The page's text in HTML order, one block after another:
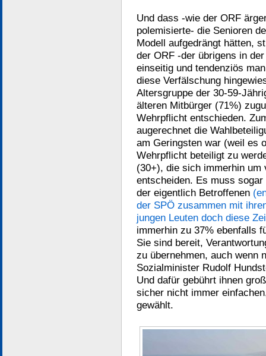
Und dass -wie der ORF
polemisierte- die Senioren
Modell aufgedrängt hätten,
der ORF -der übrigens in
einseitig und tendenziös
diese Verfälschung
Altersgruppe der 30-59-
älteren Mitbürger (71%)
Wehrpflicht entschieden.
augerechnet die
am Geringsten war (weil es
Wehrpflicht beteiligt zu
(30+), die sich immerhin
entscheiden. Es muss
der eigentlich Betroffenen
der SPÖ zusammen mit
jungen Leuten doch diese
immerhin zu 37% ebenfalls
Sie sind bereit,
zu übernehmen, auch wenn
Sozialminister Rudolf
Und dafür gebührt ihnen
sicher nicht immer
gewählt.